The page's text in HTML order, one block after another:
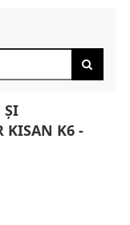
ȘI
KISAN K6 -